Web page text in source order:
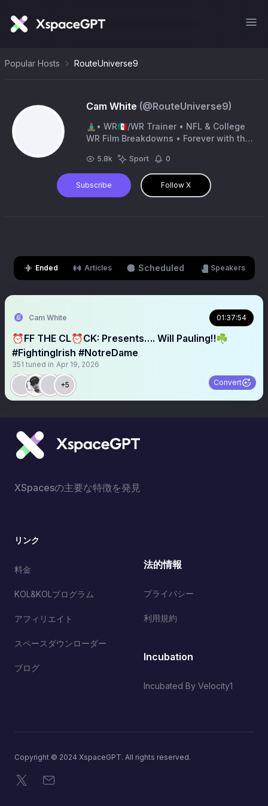
Popular Hosts RouteUniverse9
Cam White (@RouteUniverse9)
🧘🏾‍♂️• WR🇲🇽/WR Trainer • NFL & College
WR Film Breakdowns • Forever with the
anime • routeuniverse on IG
5.8k Sport 0
Subscribe Follow X
Ended Articles Scheduled Speakers
Cam White 01:37:54
⏰FF THE CL⏰CK: Presents…. Will Pauling‼️☘️
#FightingIrish #NotreDame
351 tuned in Apr 19, 2026
+5 Convert
XSpacesの主要な特徴を発見
リンク
料金
KOL&KOLプログラム
アフィリエイト
スペースダウンローダー
ブログ
法的情報
プライバシー
利用規約
Incubation
Incubated By Velocity1
Copyright © 2024 XspaceGPT. All rights reserved.
X メール